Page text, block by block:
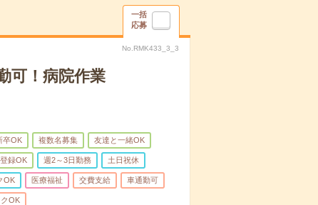
一括
応募
No.RMK433_3_3
可！病院作業
卒OK 複数名募集 友達と一緒OK
録OK 週2～3日勤務 土日祝休
OK 医療福祉 交費支給 車通勤可
OK